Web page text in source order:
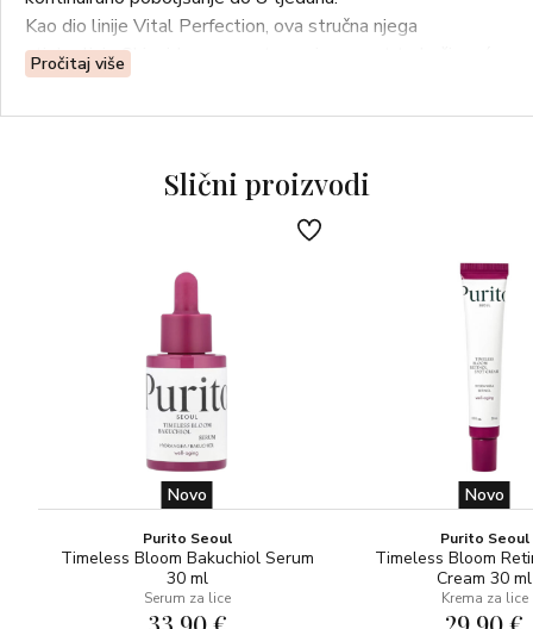
Kao dio linije Vital Perfection, ova stručna njega
utjelovljuje Shiseidovu znanstvenu izvrsnost te koži vraća
podignut, čvrst i blistav izgled.
* Kliničko ispitivanje na 34 žene
Pročitaj više
Slični proizvodi
Novo
Purito Seoul
Timeless Bloom Bakuchiol Serum
30 ml
Serum za lice
Novo
Purito Seoul
Timeless Bloom
Cream 30 ml
Krema za lice